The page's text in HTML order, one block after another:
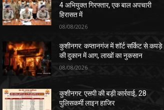
4 अभियुक्त गिरफ्तार, एक बाल अपचारी
हिरासत में
08/08/2026
कुशीनगर: कप्तानगंज में शॉर्ट सर्किट से कपड़े
की दुकान में आग, लाखों का नुकसान
08/08/2026
कुशीनगर: एसपी की बड़ी कार्रवाई, 28
पुलिसकर्मी लाइन हाजिर